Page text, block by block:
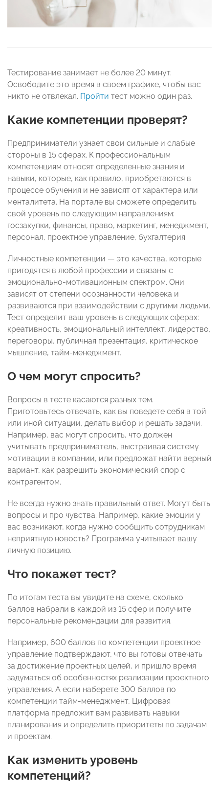
Тестирование занимает не более 20 минут.
Освободите это время в своем графике, чтобы вас
никто не отвлекал. Пройти тест можно один раз.
Какие компетенции проверят?
Предприниматели узнает свои сильные и слабые
стороны в 15 сферах. К профессиональным
компетенциям относят определенные знания и
навыки, которые, как правило, приобретаются в
процессе обучения и не зависят от характера или
менталитета. На портале вы сможете определить
свой уровень по следующим направлениям:
госзакупки, финансы, право, маркетинг, менеджмент,
персонал, проектное управление, бухгалтерия.
Личностные компетенции — это качества, которые
пригодятся в любой профессии и связаны с
эмоционально-мотивационным спектром. Они
зависят от степени осознанности человека и
развиваются при взаимодействии с другими людьми.
Тест определит ваш уровень в следующих сферах:
креативность, эмоциональный интеллект, лидерство,
переговоры, публичная презентация, критическое
мышление, тайм-менеджмент.
О чем могут спросить?
Вопросы в тесте касаются разных тем.
Приготовьтесь отвечать, как вы поведете себя в той
или иной ситуации, делать выбор и решать задачи.
Например, вас могут спросить, что должен
учитывать предприниматель, выстраивая систему
мотивации в компании, или предложат найти верный
вариант, как разрешить экономический спор с
контрагентом.
Не всегда нужно знать правильный ответ. Могут быть
вопросы и про чувства. Например, какие эмоции у
вас возникают, когда нужно сообщить сотрудникам
неприятную новость? Программа учитывает вашу
личную позицию.
Что покажет тест?
По итогам теста вы увидите на схеме, сколько
баллов набрали в каждой из 15 сфер и получите
персональные рекомендации для развития.
Например, 600 баллов по компетенции проектное
управление подтверждают, что вы готовы отвечать
за достижение проектных целей, и пришло время
задуматься об особенностях реализации проектного
управления. А если наберете 300 баллов по
компетенции тайм-менеджмент, Цифровая
платформа предложит вам развивать навыки
планирования и определить приоритеты по задачам
и проектам.
Как изменить уровень
компетенций?